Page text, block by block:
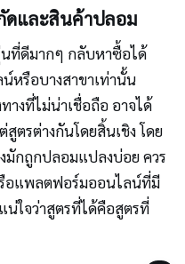
ดและสินค้าปลอม
นที่ดีมากๆ กลับหาซื้อได้
หรือบางสาขาเท่านั้น
งที่ไม่น่าเชื่อถือ อาจได้
ตรต่างกันโดยสิ้นเชิง โดย
มักถูกปลอมแปลงบ่อย ควร
รือแพลตฟอร์มออนไลน์ที่มี
ใจว่าสูตรที่ได้คือสูตรที่